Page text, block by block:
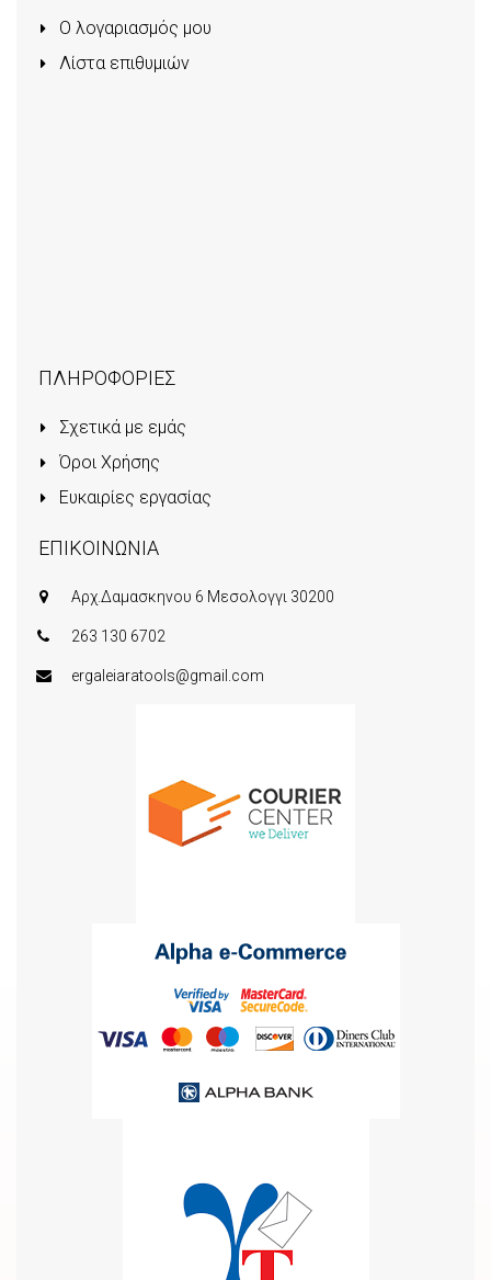
Ο λογαριασμός μου
Λίστα επιθυμιών
ΠΛΗΡΟΦΟΡΙΕΣ
Σχετικά με εμάς
Όροι Χρήσης
Ευκαιρίες εργασίας
ΕΠΙΚΟΙΝΩΝΙΑ
Αρχ.Δαμασκηνου 6 Μεσολογγι 30200
263 130 6702
ergaleiaratools@gmail.com